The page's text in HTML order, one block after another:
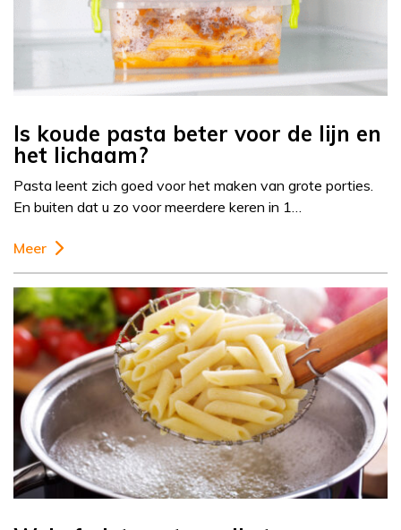
Is koude pasta beter voor de lijn en
het lichaam?
Pasta leent zich goed voor het maken van grote porties.
En buiten dat u zo voor meerdere keren in 1…
Meer